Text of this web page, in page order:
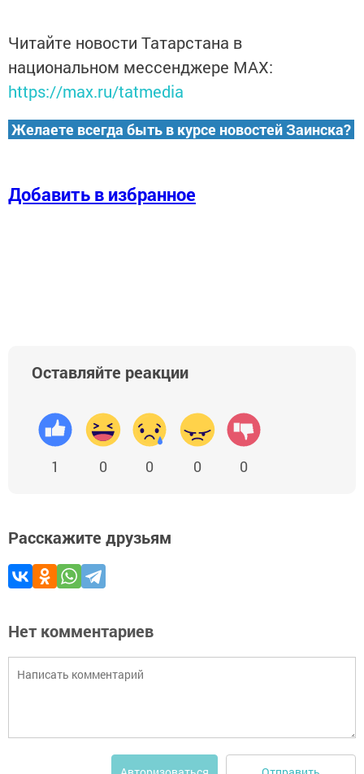
Читайте новости Татарстана в
национальном мессенджере MАХ:
https://max.ru/tatmedia
Желаете всегда быть в курсе новостей Заинска?
Добавить в избранное
Оставляйте реакции
1 0 0 0 0
Расскажите друзьям
Нет комментариев